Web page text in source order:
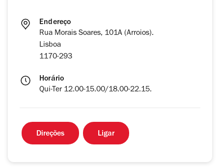
Endereço
Rua Morais Soares, 101A (Arroios).
Lisboa
1170-293
Horário
Qui-Ter 12.00-15.00/18.00-22.15.
Direções Ligar